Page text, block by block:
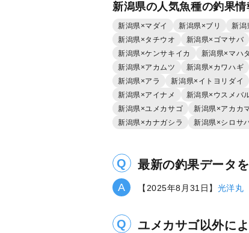
新潟県の人気魚種の釣果情
新潟県×マダイ 新潟県×ブリ 新潟
新潟県×タチウオ
新潟県×ゴマサバ
新潟県×ケンサキイカ
新潟県×マハタ
新潟県×アカムツ
新潟県×カワハギ
新潟県×アラ
新潟県×イトヨリダイ
新潟県×アイナメ
新潟県×ウスメバ
新潟県×ユメカサゴ
新潟県×アカカ
新潟県×カナガシラ
新潟県×シロサ
最新の釣果データ
【2025年8月31日】 光洋丸
ユメカサゴ以外に